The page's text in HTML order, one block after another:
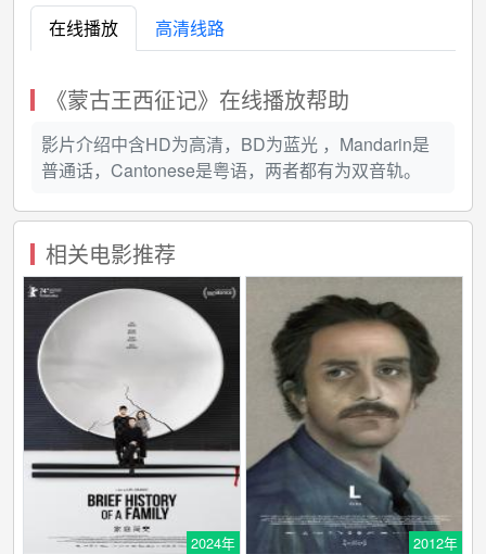
在线播放 高清线路
《蒙古王西征记》在线播放帮助
影片介绍中含HD为高清，BD为蓝光 ，Mandarin是
普通话，Cantonese是粤语，两者都有为双音轨。
相关电影推荐
2024年 2012年